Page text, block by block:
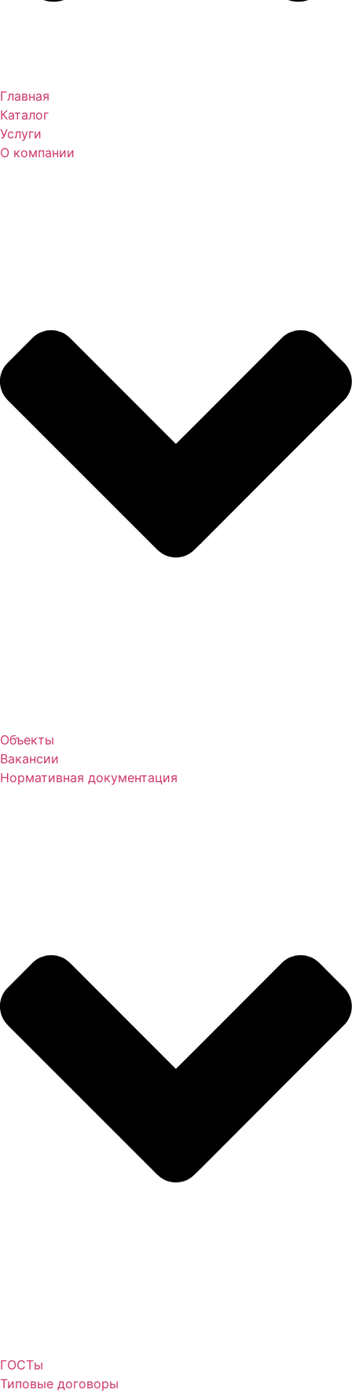
Главная
Каталог
Услуги
О компании
Объекты
Вакансии
Нормативная документация
ГОСТы
Типовые договоры